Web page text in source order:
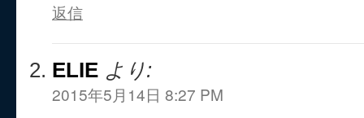
返信
ELIE より:
2015年5月14日 8:27 PM